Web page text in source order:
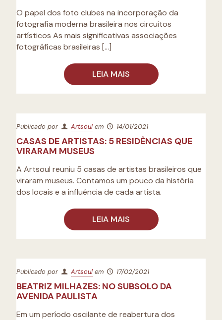
O papel dos foto clubes na incorporação da
fotografia moderna brasileira nos circuitos
artísticos As mais significativas associações
fotográficas brasileiras […]
LEIA MAIS
Publicado por Artsoul em 14/01/2021
CASAS DE ARTISTAS: 5 RESIDÊNCIAS QUE
VIRARAM MUSEUS
A Artsoul reuniu 5 casas de artistas brasileiros que
viraram museus. Contamos um pouco da história
dos locais e a influência de cada artista.
LEIA MAIS
Publicado por Artsoul em 17/02/2021
BEATRIZ MILHAZES: NO SUBSOLO DA
AVENIDA PAULISTA
Em um período oscilante de reabertura dos